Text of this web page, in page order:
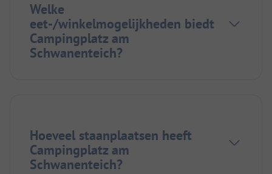
Welke
eet-/winkelmogelijkheden biedt
Campingplatz am
Schwanenteich?
Hoeveel staanplaatsen heeft
Campingplatz am
Schwanenteich?